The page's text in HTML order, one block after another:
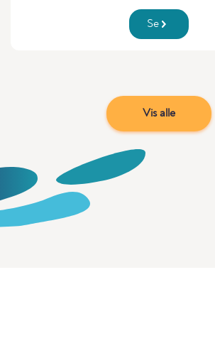
Se
Vis alle